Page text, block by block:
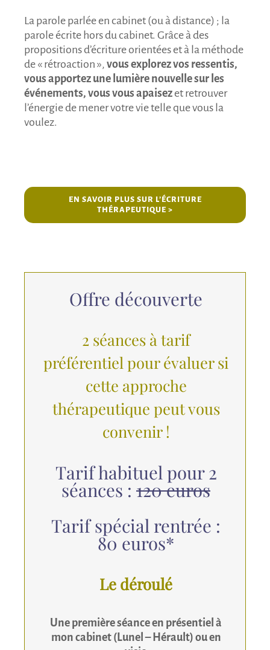
La parole parlée en cabinet (ou à distance) ; la
parole écrite hors du cabinet. Grâce à des
propositions d’écriture orientées et à la méthode
de « rétroaction », vous explorez vos ressentis,
vous apportez une lumière nouvelle sur les
événements, vous vous apaisezet retrouver
l’énergie de mener votre vie telle que vous la
voulez.
EN SAVOIR PLUS SUR L’ÉCRITURE
THÉRAPEUTIQUE >
Offre découverte
2 séances à tarif
préférentiel pour évaluer si
cette approche
thérapeutique peut vous
convenir !
Tarif habituel pour 2
séances : 120 euros
Tarif spécial rentrée :
80 euros*
Le déroulé
Une première séance en présentiel à
mon cabinet (Lunel – Hérault) ou en